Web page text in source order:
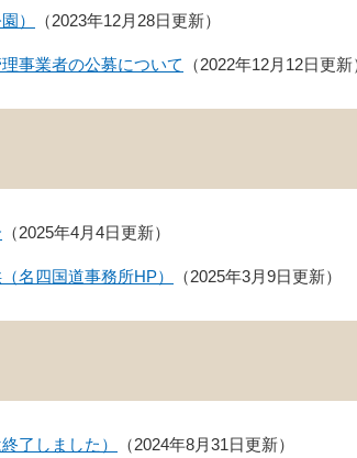
） 2023年12月28日更新
事業者の公募について 2022年12月12日更新
2025年4月4日更新
名四国道事務所HP） 2025年3月9日更新
了しました） 2024年8月31日更新